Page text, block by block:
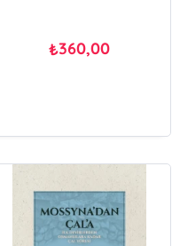
₺360,00